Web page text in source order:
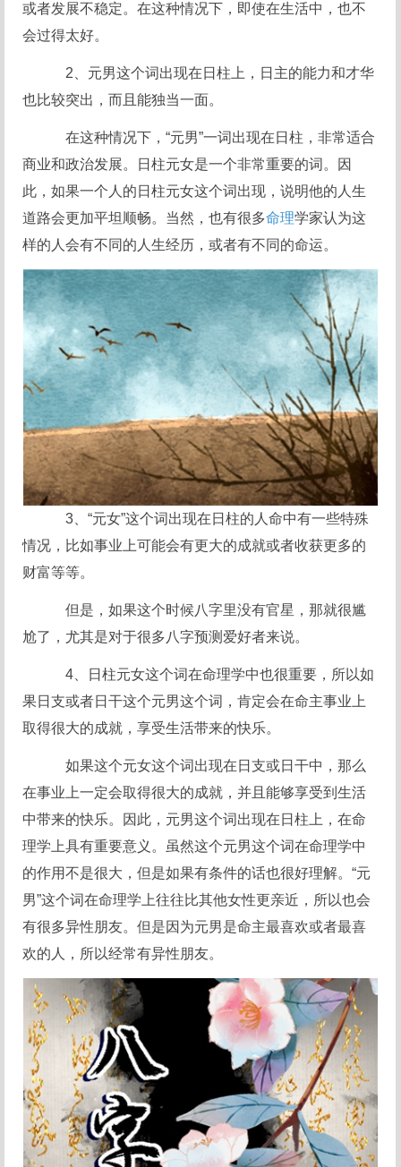
或者发展不稳定。在这种情况下，即使在生活中，也不
会过得太好。
2、元男这个词出现在日柱上，日主的能力和才华
也比较突出，而且能独当一面。
在这种情况下，“元男”一词出现在日柱，非常适合
商业和政治发展。日柱元女是一个非常重要的词。因
此，如果一个人的日柱元女这个词出现，说明他的人生
道路会更加平坦顺畅。当然，也有很多命理学家认为这
样的人会有不同的人生经历，或者有不同的命运。
3、“元女”这个词出现在日柱的人命中有一些特殊
情况，比如事业上可能会有更大的成就或者收获更多的
财富等等。
但是，如果这个时候八字里没有官星，那就很尴
尬了，尤其是对于很多八字预测爱好者来说。
4、日柱元女这个词在命理学中也很重要，所以如
果日支或者日干这个元男这个词，肯定会在命主事业上
取得很大的成就，享受生活带来的快乐。
如果这个元女这个词出现在日支或日干中，那么
在事业上一定会取得很大的成就，并且能够享受到生活
中带来的快乐。因此，元男这个词出现在日柱上，在命
理学上具有重要意义。虽然这个元男这个词在命理学中
的作用不是很大，但是如果有条件的话也很好理解。“元
男”这个词在命理学上往往比其他女性更亲近，所以也会
有很多异性朋友。但是因为元男是命主最喜欢或者最喜
欢的人，所以经常有异性朋友。